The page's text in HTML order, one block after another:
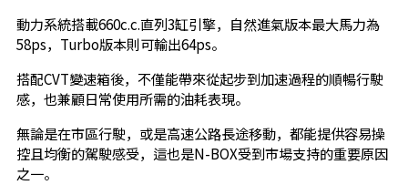
動力系統搭載660c.c.直列3缸引擎，自然進氣版本最大馬力為
58ps，Turbo版本則可輸出64ps。
搭配CVT變速箱後，不僅能帶來從起步到加速過程的順暢行駛
感，也兼顧日常使用所需的油耗表現。
無論是在市區行駛，或是高速公路長途移動，都能提供容易操
控且均衡的駕駛感受，這也是N-BOX受到市場支持的重要原因
之一。